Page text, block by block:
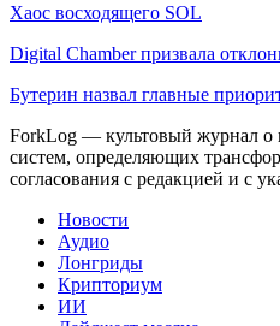
Хаос восходящего SOL
Digital Chamber призвала
Бутерин назвал главные
ForkLog — культовый журнал о
систем, определяющих
согласования с редакцией и с
Новости
Аудио
Лонгриды
Крипториум
ИИ